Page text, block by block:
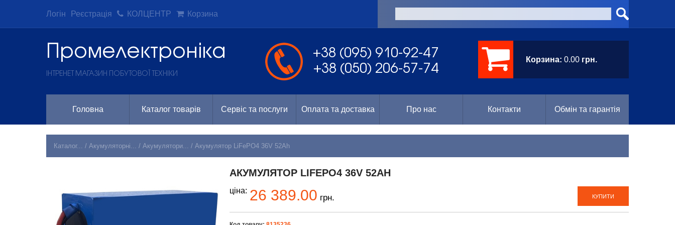
Логін Реєстрація КОЛЦЕНТР Корзина
Промeлектроніка
ІНТРЕНЕТ МАГАЗИН ПОБУТОВОЇ ТЕХНІКИ
+38 (095) 910-92-47
+38 (050) 206-57-74
Корзина: 0.00 грн.
Головна Каталог товарів Сервіс та послуги Оплата та доставка Про нас Контакти Обмін та гарантія
Каталог... / Акумуляторні... / Акумулятори... / Акумулятор LiFePO4 36V 52Ah
АКУМУЛЯТОР LIFEPO4 36V 52AH
КУПИТИ
ціна: 26 389.00 грн.